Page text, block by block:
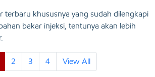
terbaru khususnya yang sudah dilengkapi
bakar injeksi, tentunya akan lebih
2 3 4 View All